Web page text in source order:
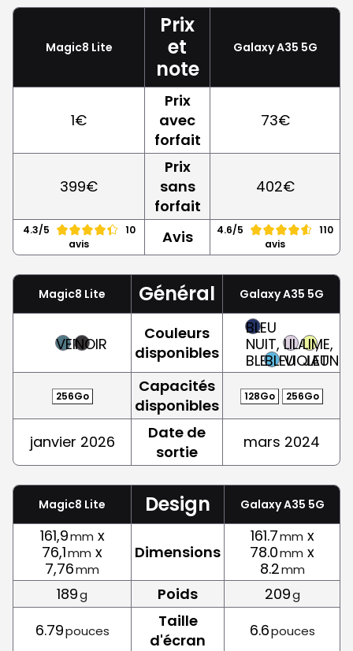
Magic8 Lite
Prix
et
note
Galaxy A35 5G
1€
Prix
avec
forfait
73€
399€
Prix
sans
forfait
402€
4.3/5
10
avis
Avis 4.6/5
110
avis
Magic8 Lite Général Galaxy A35 5G
VERTNOIR
Couleurs
disponibles
BLEU
NUIT,
BLEUBLEU
LILAS,
VIOLET
LIME,
JAUNE
256Go
Capacités
disponibles
128Go 256Go
janvier 2026
Date de
sortie
mars 2024
Magic8 Lite Design Galaxy A35 5G
161,9mm x
76,1mm x
7,76mm
Dimensions
161.7mm x
78.0mm x
8.2mm
189g Poids 209g
6.79pouces
Taille
d'écran
6.6pouces